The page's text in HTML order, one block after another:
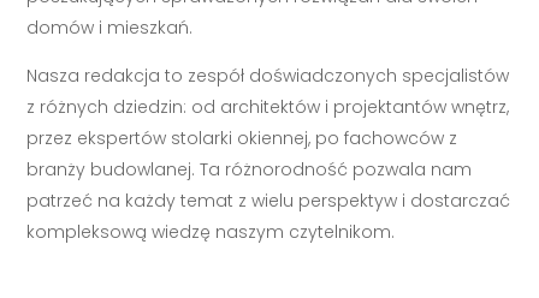
domów i mieszkań.
Nasza redakcja to zespół doświadczonych specjalistów
z różnych dziedzin: od architektów i projektantów wnętrz,
przez ekspertów stolarki okiennej, po fachowców z
branży budowlanej. Ta różnorodność pozwala nam
patrzeć na każdy temat z wielu perspektyw i dostarczać
kompleksową wiedzę naszym czytelnikom.